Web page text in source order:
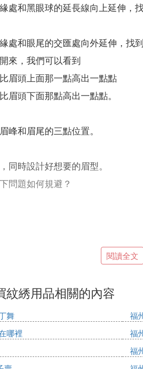
處和黑眼球的延長線向上延伸，找
處和眼尾的交匯處向外延伸，找到
來，我們可以看到
眉頭上面那一點高出一點點
眉頭下面那點高出一點點。
峰和眉尾的三點位置。
同時設計好想要的眉型。
問題如何規避？
中，原來畫的眉形不見了。
作的過程中，需要把眉部的皮膚
會導致操作出來的眉形變形；
綳開的力度不一致，就會導致兩
閱讀全文
紋綉用品相關的內容
舞
福
哪裡
福
福